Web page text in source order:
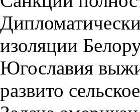
изоляции
Югославия
развито